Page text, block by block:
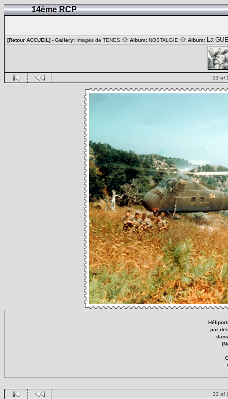
14ème RCP
[Retour ACCUEIL] - Gallery: Images de TENES Album: NOSTALGIE Album: La
33 of
par
33 of